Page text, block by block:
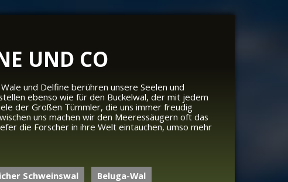
UND CO
und Delfine berühren unsere Seelen und
ebenso wie für den Buckelwal, der mit jedem
der Großen Tümmler, die uns immer freudig
uns machen wir den Meeressäugern oft das
die Forscher in ihre Welt eintauchen, umso mehr
Schweinswal Beluga-Wal